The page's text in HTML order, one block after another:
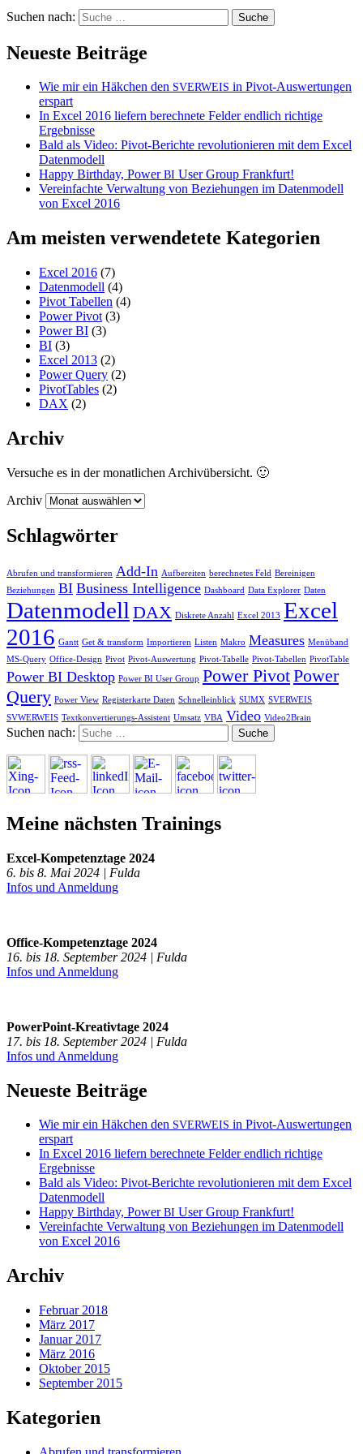
Suchen nach:
Neueste Beiträge
Wie mir ein Häkchen den SVERWEIS in Pivot-Auswertungen
erspart
In Excel 2016 liefern berechnete Felder endlich richtige
Ergebnisse
Bald als Video: Pivot-Berichte revolutionieren mit dem Excel
Datenmodell
Happy Birthday, PowerBI User Group Frankfurt!
Vereinfachte Verwaltung von Beziehungen im Datenmodell
von Excel 2016
Am meisten verwendetete Kategorien
Excel 2016 (7)
Datenmodell (4)
Pivot Tabellen (4)
Power Pivot (3)
Power BI (3)
BI (3)
Excel 2013 (2)
Power Query (2)
PivotTables (2)
DAX (2)
Archiv
Versuche es in der monatlichen Archivübersicht. 🙂
Archiv
Schlagwörter
Abrufen und transformieren Add-In Aufbereiten berechnetes Feld Bereinigen
Beziehungen BI Business Intelligence Dashboard Data Explorer Daten
Datenmodell DAX Diskrete Anzahl Excel 2013 Excel
2016 Gantt Get & transform Importieren Listen Makro Measures Menüband
MS-Query Office-Design Pivot Pivot-Auswertung Pivot-Tabelle Pivot-Tabellen PivotTable
Power BI Desktop Power BI User Group Power PivotPower
Query Power View Registerkarte Daten Schnelleinblick SUMX SVERWEIS
SVWERWEIS Textkonvertierungs-Assistent Umsatz VBA Video Video2Brain
Suchen nach:
Meine nächsten Trainings
Excel-Kompetenztage 2024
6. bis 8. Mai 2024 | Fulda
Infos und Anmeldung
Office-Kompetenztage 2024
16. bis 18. September 2024 | Fulda
Infos und Anmeldung
PowerPoint-Kreativtage 2024
17. bis 18. September 2024 | Fulda
Infos und Anmeldung
Neueste Beiträge
Wie mir ein Häkchen den SVERWEIS in Pivot-Auswertungen
erspart
In Excel 2016 liefern berechnete Felder endlich richtige
Ergebnisse
Bald als Video: Pivot-Berichte revolutionieren mit dem Excel
Datenmodell
Happy Birthday, PowerBI User Group Frankfurt!
Vereinfachte Verwaltung von Beziehungen im Datenmodell
von Excel 2016
Archiv
Februar 2018
März 2017
Januar 2017
März 2016
Oktober 2015
September 2015
Kategorien